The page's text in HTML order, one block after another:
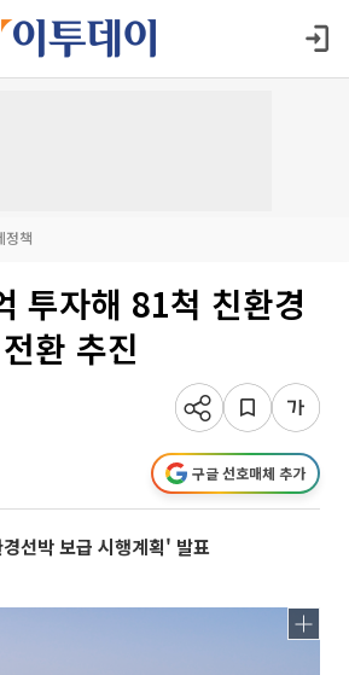
정책
투자해 81척 친환경
환 추진
구글 선호매체 추가
선박 보급 시행계획' 발표